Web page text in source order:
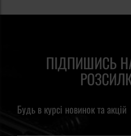
ПІДПИШИСЬ
Будь в курсі новинок та акцій